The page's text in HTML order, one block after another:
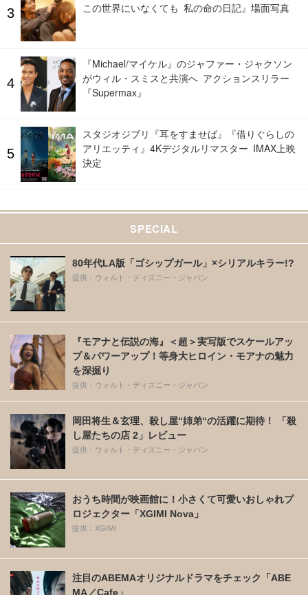
この世界にいなくても 私の命の日記』場面写真
『Michael/マイケル』のジャファー・ジャクソン
がウィル・スミスと共演へ アクションスリラー
『Supermax』
スタジオジブリ『耳をすませば』『借りぐらしの
アリエッティ』4Kデジタルリマスター IMAX上映
決定
SPECIAL
80年代LA版「ゴシップガール」×シリアルキラー!?
提供：ウォルト・ディズニー・ジャパン
『モアナと伝説の海』＜超＞実写版でスケールアッ
プ＆パワーアップ！等身大ヒロイン・モアナの魅力
を深掘り
提供：ウォルト・ディズニー・ジャパン
岡田将生＆玄理、殺し屋“姉弟“の活躍に期待！ 「殺
し屋たちの店 2」レビュー
提供：ウォルト・ディズニー・ジャパン
おうち時間が映画館に！小さくて可愛いおしゃれプ
ロジェクター「XGIMI Nova」
提供：XGIMI
注目のABEMAオリジナルドラマをチェック「ABE
MA／Cafe」